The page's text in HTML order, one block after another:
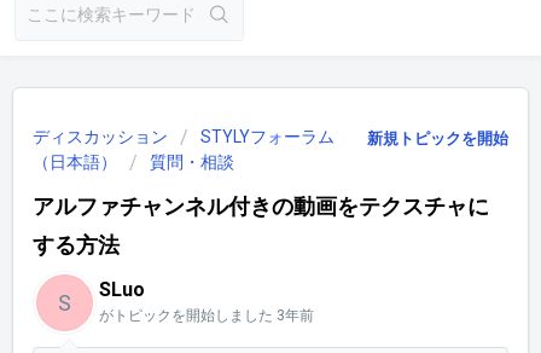
新規トピックを開始
ディスカッション
STYLYフォーラム
（日本語）
質問・相談
アルファチャンネル付きの動画をテクスチャに
する方法
S
SLuo
がトピックを開始しました 3年前